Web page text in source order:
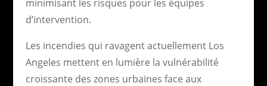
minimisant les risques pour les équipes
d’intervention.
Les incendies qui ravagent actuellement Los
Angeles mettent en lumière la vulnérabilité
croissante des zones urbaines face aux